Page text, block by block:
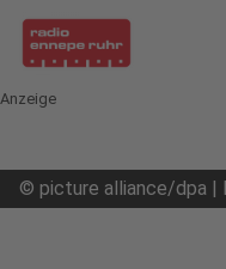
Anzeige
© picture alliance/dpa |